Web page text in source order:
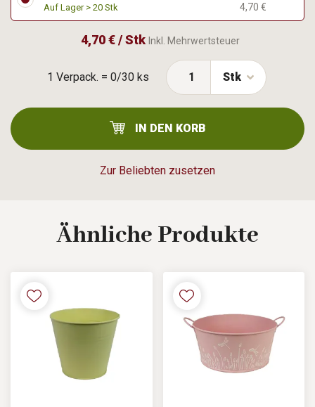
1 Verpack. = 0/30 ks
Zur Beliebten zusetzen
Auf Lager > 20 Stk 4,70 €
4,70 € / Stk Inkl. Mehrwertsteuer
Stk
IN DEN KORB
Ähnliche Produkte